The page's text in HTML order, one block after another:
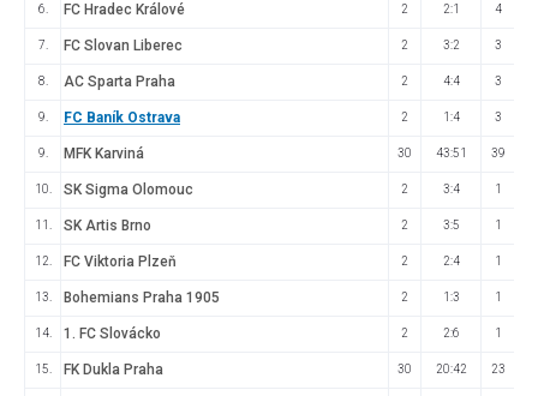
6. FC Hradec Králové 2 2:1 4
7. FC Slovan Liberec 2 3:2 3
8. AC Sparta Praha 2 4:4 3
9. FC Baník Ostrava 2 1:4 3
9. MFK Karviná 30 43:51 39
10. SK Sigma Olomouc 2 3:4 1
11. SK Artis Brno 2 3:5 1
12. FC Viktoria Plzeň 2 2:4 1
13. Bohemians Praha 1905 2 1:3 1
14. 1. FC Slovácko 2 2:6 1
15. FK Dukla Praha 30 20:42 23